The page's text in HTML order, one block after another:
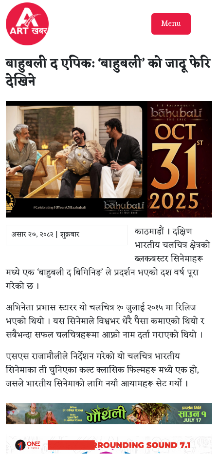
Menu
बाहुबली द एपिक: ‘बाहुबली’ को जादू फेरि
देखिने
असार २७, २०८२ | शुक्रबार
काठमाडौं । दक्षिण
भारतीय चलचित्र क्षेत्रको
ब्लकबस्टर सिनेमाहरू
मध्ये एक ‘बाहुबली द बिगिनिङ’ ले प्रदर्शन भएको दश वर्ष पूरा
गरेको छ ।
अभिनेता प्रभास स्टारर यो चलचित्र १० जुलाई २०१५ मा रिलिज
भएको थियो । यस सिनेमाले विश्वभर धेरै पैसा कमाएको थियो र
सबैभन्दा सफल चलचित्रहरूमा आफ्नो नाम दर्ता गराएको थियो ।
एसएस राजामौलीले निर्देशन गरेको यो चलचित्र भारतीय
सिनेमाका ती चुनिएका कल्ट क्लासिक फिल्महरू मध्ये एक हो,
जसले भारतीय सिनेमाको लागि नयाँ आयामहरू सेट गर्यो ।